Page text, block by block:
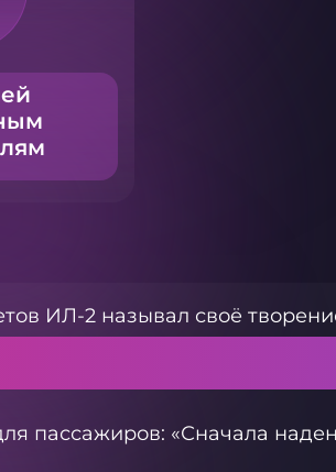
ИЛ-2 называл своё
пассажиров: «Сначала